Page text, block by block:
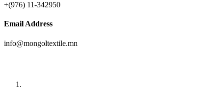
+(976) 11-342950
Email Address
info@mongoltextile.mn